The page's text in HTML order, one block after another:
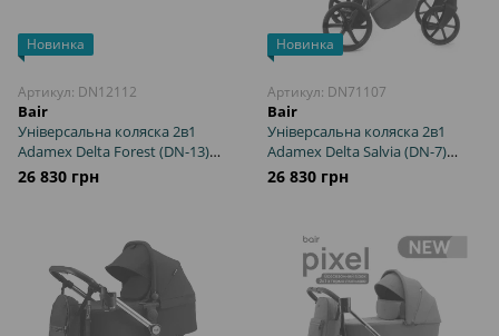
Новинка
Артикул: DN12112
Bair
Універсальна коляска 2в1
Adamex Delta Forest (DN-13)
рама з перламутровим
ефектом, компактне
26 830 грн
Новинка
Артикул: DN71107
Bair
Універсальна коляска 2в1
Adamex Delta Salvia (DN-7)
рама з перламутровим
ефектом, компактне
26 830 грн